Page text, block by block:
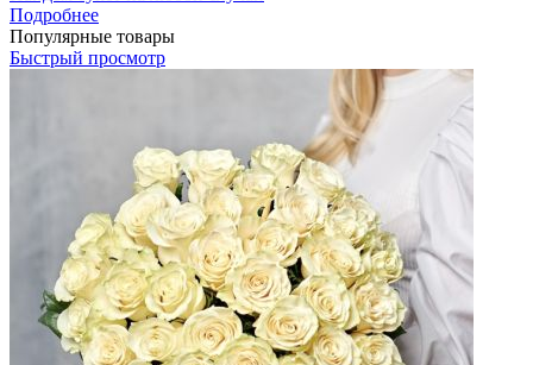
Подробнее
Популярные товары
Быстрый просмотр